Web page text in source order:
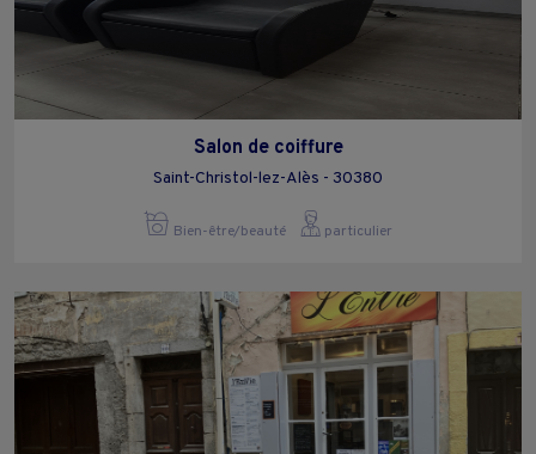
Salon de coiffure
Saint-Christol-lez-Alès - 30380
Bien-être/beauté particulier